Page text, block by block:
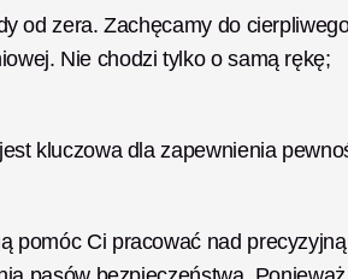
od zera. Zachęcamy do
Nie chodzi tylko o samą rękę;
kluczowa dla zapewnienia
pomóc Ci pracować nad precyzyjną